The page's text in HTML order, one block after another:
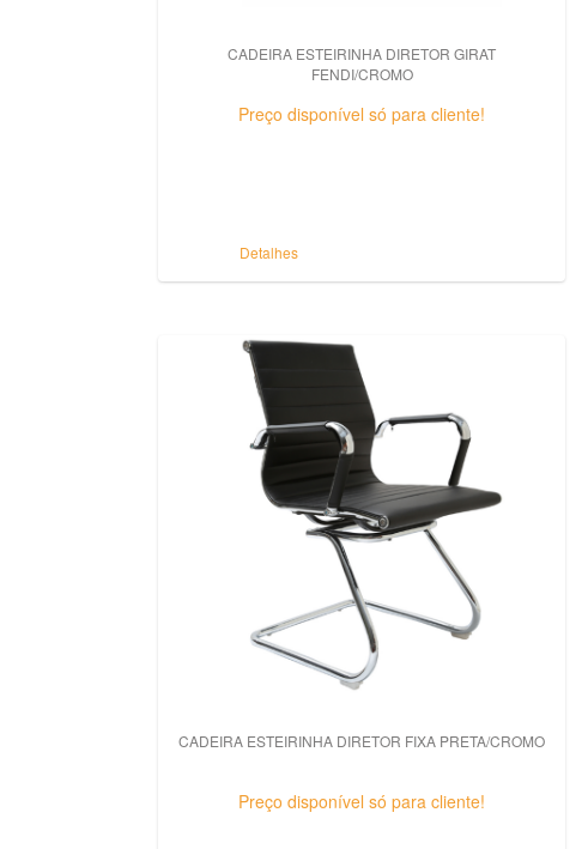
CADEIRA ESTEIRINHA DIRETOR GIRAT
FENDI/CROMO
Preço disponível só para cliente!
Detalhes
CADEIRA ESTEIRINHA DIRETOR FIXA PRETA/CROMO
Preço disponível só para cliente!